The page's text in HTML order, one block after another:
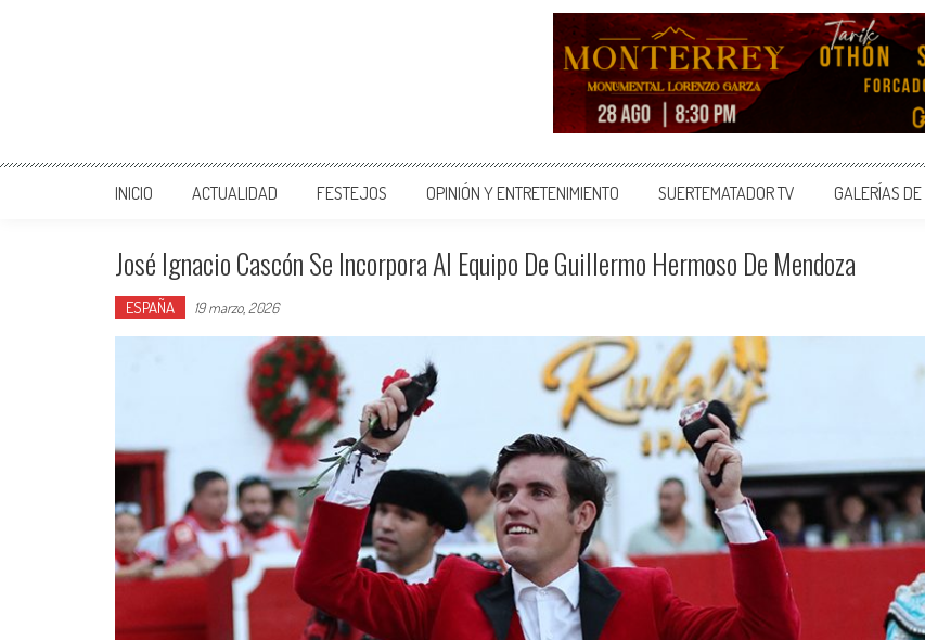
INICIO ACTUALIDAD FESTEJOS OPINIÓN Y ENTRETENIMIENTO SUERTEMATADOR TV GALERÍAS
José Ignacio Cascón Se Incorpora Al Equipo De Guillermo Hermoso De Mendoza
ESPAÑA 19 marzo, 2026